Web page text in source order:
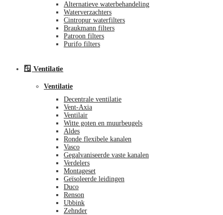
Alternatieve waterbehandeling
Waterverzachters
Cintropur waterfilters
Braukmann filters
Patroon filters
Purifo filters
🪟 Ventilatie
Ventilatie
Decentrale ventilatie
Vent-Axia
Ventilair
Witte goten en muurbeugels
Aldes
Ronde flexibele kanalen
Vasco
Gegalvaniseerde vaste kanalen
Verdelers
Montageset
Geïsoleerde leidingen
Duco
Renson
Ubbink
Zehnder